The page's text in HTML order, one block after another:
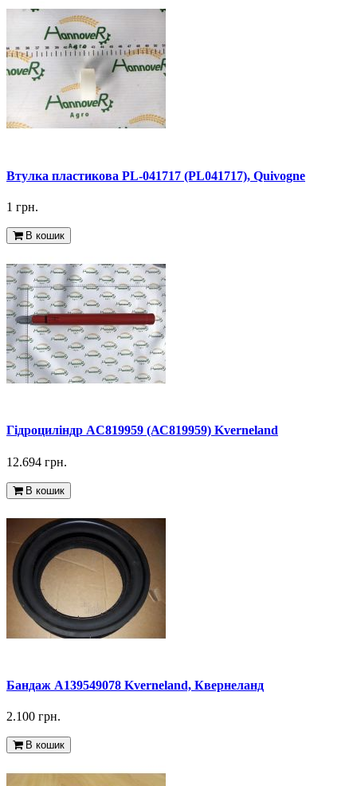
Втулка пластикова PL-041717 (PL041717), Quivogne
1 грн.
В кошик
Гідроциліндр AC819959 (АС819959) Kverneland
12.694 грн.
В кошик
Бандаж A139549078 Kverneland, Квернеланд
2.100 грн.
В кошик